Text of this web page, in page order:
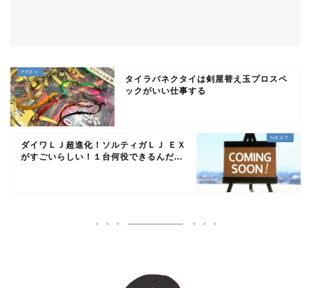
タイラバネクタイは剣屋替え玉プロスペ
ックがいい仕事する
ダイワＬＪ超進化！ソルティガＬＪ ＥＸ
がすごいらしい！１台何役できるんだ...